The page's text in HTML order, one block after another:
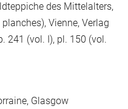
des Mittelalters,
Vienne, Verlag
241 (vol. I), pl. 150 (vol.
Glasgow